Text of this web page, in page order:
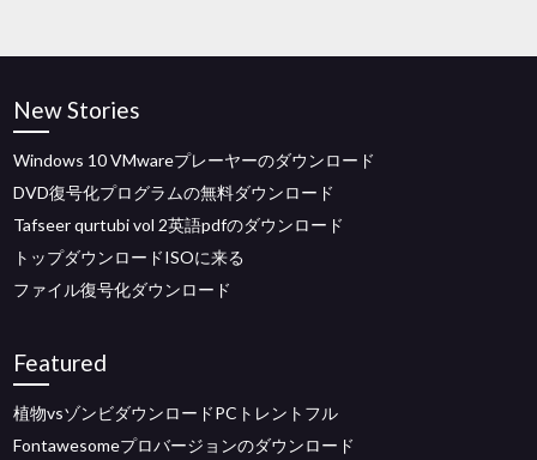
New Stories
Windows 10 VMwareプレーヤーのダウンロード
DVD復号化プログラムの無料ダウンロード
Tafseer qurtubi vol 2英語pdfのダウンロード
トップダウンロードISOに来る
ファイル復号化ダウンロード
Featured
植物vsゾンビダウンロードPCトレントフル
Fontawesomeプロバージョンのダウンロード